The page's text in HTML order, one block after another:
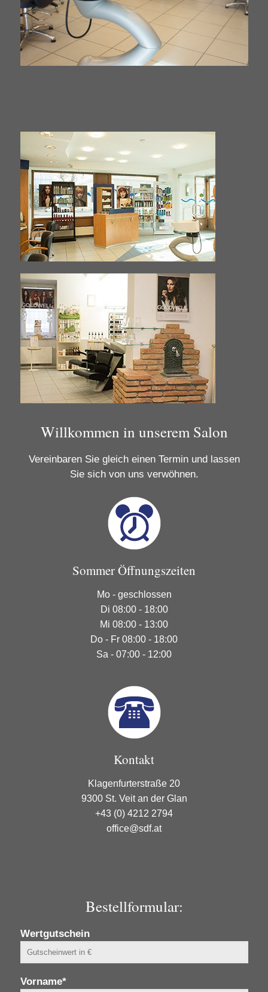
Willkommen in unserem Salon
Vereinbaren Sie gleich einen Termin und lassen
Sie sich von uns verwöhnen.
Sommer Öffnungszeiten
Mo - geschlossen
Di 08:00 - 18:00
Mi 08:00 - 13:00
Do - Fr 08:00 - 18:00
Sa - 07:00 - 12:00
Kontakt
Klagenfurterstraße 20
9300 St. Veit an der Glan
+43 (0) 4212 2794
office@sdf.at
Bestellformular:
Wertgutschein
Vorname*